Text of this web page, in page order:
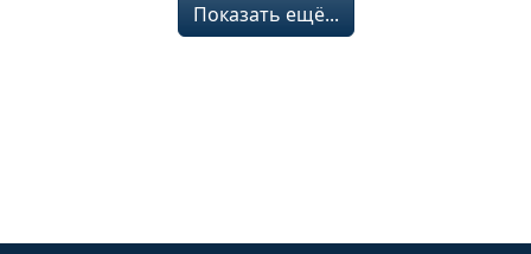
Показать ещё...